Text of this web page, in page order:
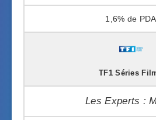
1,6%
TF1 Séries
Les Experts :